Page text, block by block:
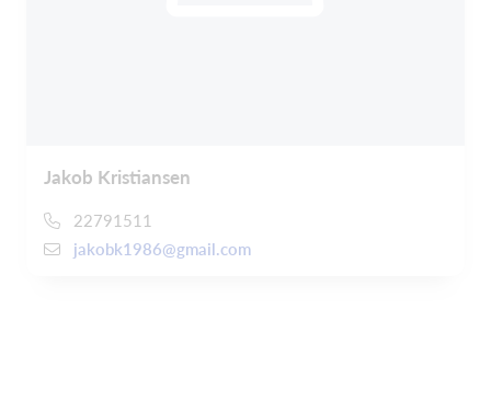
Jakob Kristiansen
22791511
jakobk1986@gmail.com